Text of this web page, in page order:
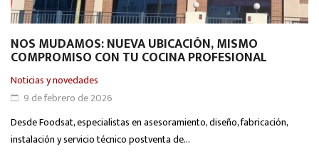
NOS MUDAMOS: NUEVA UBICACIÓN, MISMO
COMPROMISO CON TU COCINA PROFESIONAL
Noticias y novedades
9 de febrero de 2026
Desde Foodsat, especialistas en asesoramiento, diseño, fabricación,
instalación y servicio técnico postventa de...